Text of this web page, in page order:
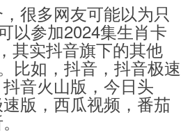
很多网友可能以为只
以参加2024集生肖卡
其实抖音旗下的其他
比如，抖音，抖音极速
音火山版，今日头
版，西瓜视频，番茄